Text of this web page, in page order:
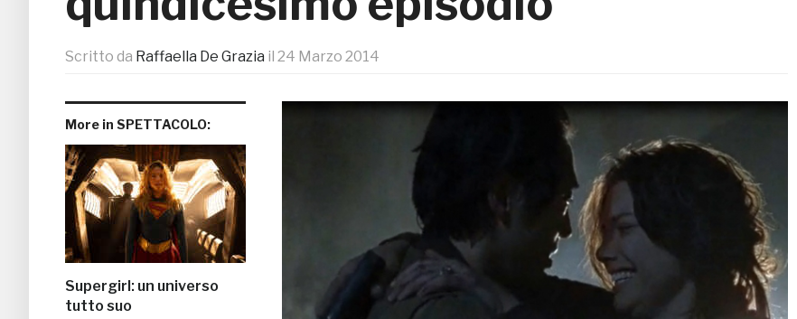
Scritto da Raffaella De Grazia il 24 Marzo 2014
More in SPETTACOLO:
Supergirl: un universo
tutto suo